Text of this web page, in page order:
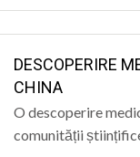
SANATATE
SPORT
SPECIAL
DESCOPERIRE
CHINA
O descoperire
comunității